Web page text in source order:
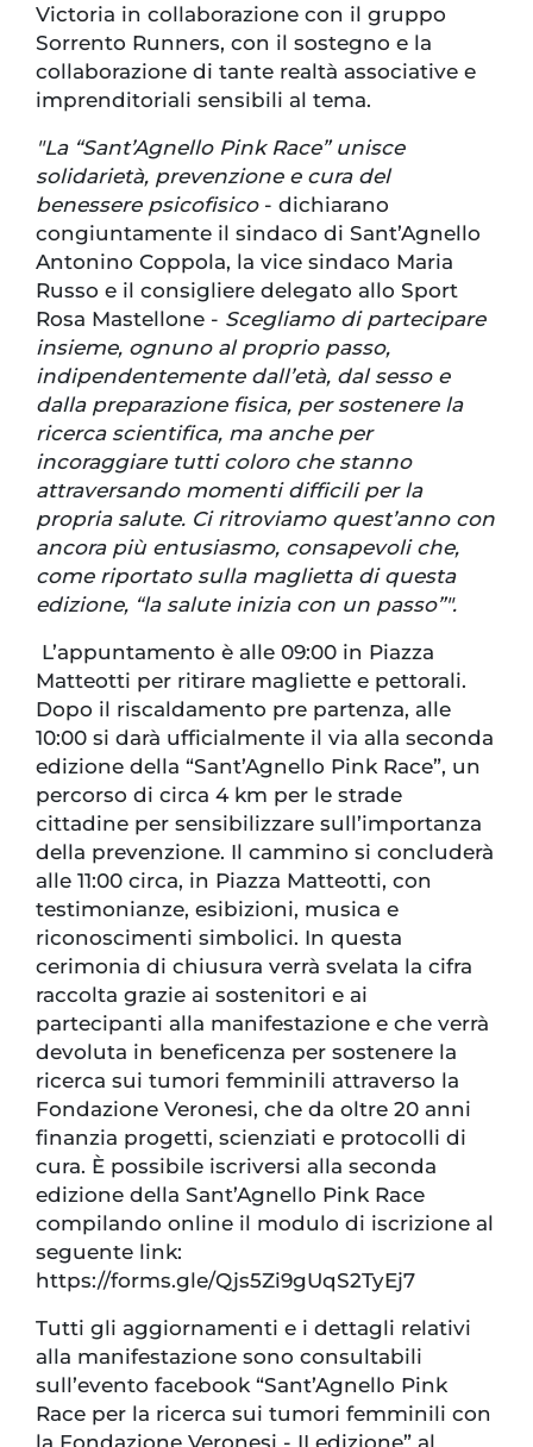
Victoria in collaborazione con il gruppo
Sorrento Runners, con il sostegno e la
collaborazione di tante realtà associative e
imprenditoriali sensibili al tema.
"La “Sant’Agnello Pink Race” unisce
solidarietà, prevenzione e cura del
benessere psicofisico- dichiarano
congiuntamente il sindaco di Sant’Agnello
Antonino Coppola, la vice sindaco Maria
Russo e il consigliere delegato allo Sport
Rosa Mastellone - Scegliamo di partecipare
insieme, ognuno al proprio passo,
indipendentemente dall’età, dal sesso e
dalla preparazione fisica, per sostenere la
ricerca scientifica, ma anche per
incoraggiare tutti coloro che stanno
attraversando momenti difficili per la
propria salute. Ci ritroviamo quest’anno con
ancora più entusiasmo, consapevoli che,
come riportato sulla maglietta di questa
edizione, “la salute inizia con un passo”".
L’appuntamento è alle 09:00 in Piazza
Matteotti per ritirare magliette e pettorali.
Dopo il riscaldamento pre partenza, alle
10:00 si darà ufficialmente il via alla seconda
edizione della “Sant’Agnello Pink Race”, un
percorso di circa 4 km per le strade
cittadine per sensibilizzare sull’importanza
della prevenzione. Il cammino si concluderà
alle 11:00 circa, in Piazza Matteotti, con
testimonianze, esibizioni, musica e
riconoscimenti simbolici. In questa
cerimonia di chiusura verrà svelata la cifra
raccolta grazie ai sostenitori e ai
partecipanti alla manifestazione e che verrà
devoluta in beneficenza per sostenere la
ricerca sui tumori femminili attraverso la
Fondazione Veronesi, che da oltre 20 anni
finanzia progetti, scienziati e protocolli di
cura. È possibile iscriversi alla seconda
edizione della Sant’Agnello Pink Race
compilando online il modulo di iscrizione al
seguente link:
https://forms.gle/Qjs5Zi9gUqS2TyEj7
Tutti gli aggiornamenti e i dettagli relativi
alla manifestazione sono consultabili
sull’evento facebook “Sant’Agnello Pink
Race per la ricerca sui tumori femminili con